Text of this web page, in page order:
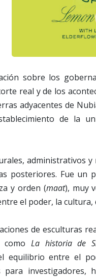
sobre los
real y de los
adyacentes de
de la
administrativos
posteriores. Fue un
y orden (maat), muy
el poder, la cultura,
de esculturas
La historia de
equilibrio entre el
para